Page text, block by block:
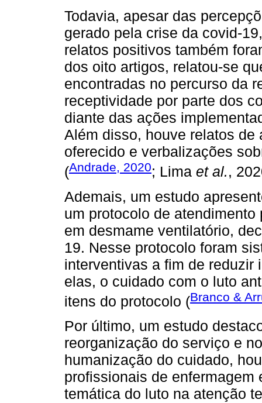
Todavia, apesar das
gerado pela crise da covid-
relatos positivos também
dos oito artigos, relatou-se
encontradas no percurso da
receptividade por parte dos
diante das ações
Além disso, houve relatos de
oferecido e verbalizações
(Andrade, 2020; Lima et al.,
Ademais, um estudo
um protocolo de
em desmame ventilatório,
19. Nesse protocolo foram
interventivas a fim de reduzir
elas, o cuidado com o luto
itens do protocolo (Branco &
Por último, um estudo
reorganização do serviço e
humanização do cuidado,
profissionais de
temática do luto na atenção